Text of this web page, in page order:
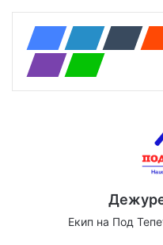
Екип на Под